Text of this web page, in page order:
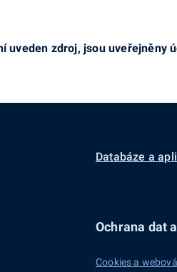
uveden zdroj, jsou uveřejněny
Databáze a
Ochrana dat
Cookies a